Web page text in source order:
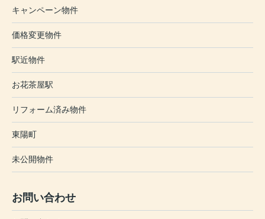
キャンペーン物件
価格変更物件
駅近物件
お花茶屋駅
リフォーム済み物件
東陽町
未公開物件
お問い合わせ